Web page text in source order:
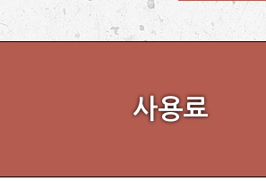
사용료